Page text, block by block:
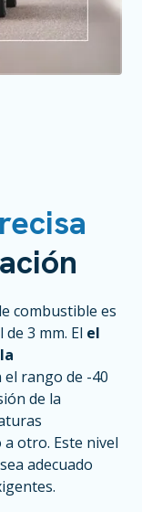
combustible es
3 mm. El el
el rango de -40
de la
otro. Este nivel
adecuado